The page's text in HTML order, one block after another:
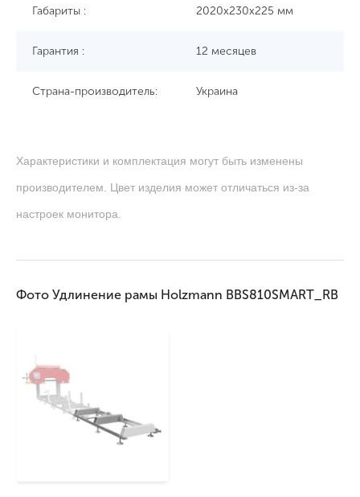
Габариты : 2020х230х225 мм
Гарантия : 12 месяцев
Страна-производитель: Украина
Характеристики и комплектация могут быть изменены
производителем. Цвет изделия может отличаться из-за
настроек монитора.
Фото Удлинение рамы Holzmann BBS810SMART_RB